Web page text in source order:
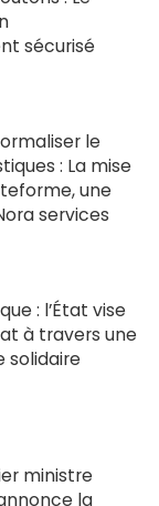
sécurisé
le
: La mise
une
services
: l’État vise
à travers une
solidaire
ministre
la